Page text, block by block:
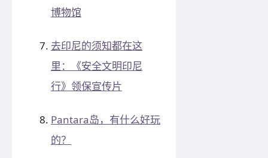
博物馆
去印尼的须知都在这
里：《安全文明印尼
行》领保宣传片
Pantara岛，有什么好玩
的？